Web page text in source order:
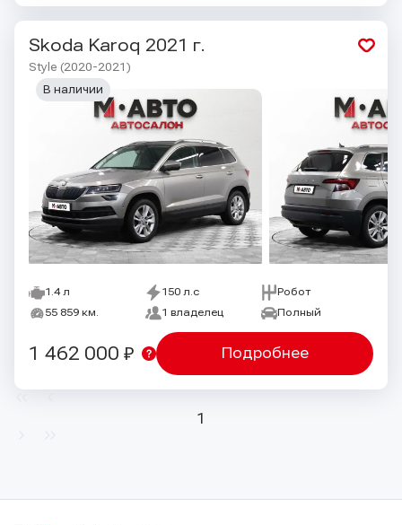
Skoda Karoq 2021 г.
Style (2020-2021)
1.4 л 150 л.с
Робот
55 859 км.
1 владелец Полный
В наличии
Подробнее
1 462 000 ₽
1